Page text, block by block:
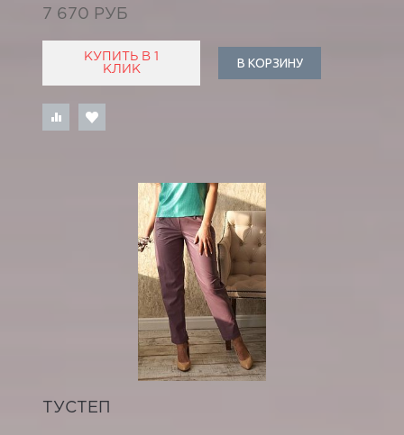
7 670 РУБ
КУПИТЬ В 1
КЛИК
В КОРЗИНУ
ТУСТЕП